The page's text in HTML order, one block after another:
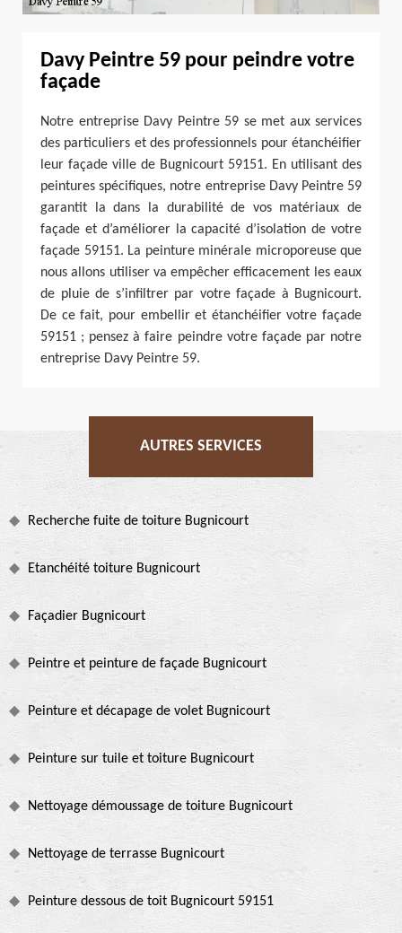
Davy Peintre 59 pour peindre votre
façade
Notre entreprise Davy Peintre 59 se met aux services
des particuliers et des professionnels pour étanchéifier
leur façade ville de Bugnicourt 59151. En utilisant des
peintures spécifiques, notre entreprise Davy Peintre 59
garantit la dans la durabilité de vos matériaux de
façade et d’améliorer la capacité d’isolation de votre
façade 59151. La peinture minérale microporeuse que
nous allons utiliser va empêcher efficacement les eaux
de pluie de s’infiltrer par votre façade à Bugnicourt.
De ce fait, pour embellir et étanchéifier votre façade
59151 ; pensez à faire peindre votre façade par notre
entreprise Davy Peintre 59.
AUTRES SERVICES
Recherche fuite de toiture Bugnicourt
Etanchéité toiture Bugnicourt
Façadier Bugnicourt
Peintre et peinture de façade Bugnicourt
Peinture et décapage de volet Bugnicourt
Peinture sur tuile et toiture Bugnicourt
Nettoyage démoussage de toiture Bugnicourt
Nettoyage de terrasse Bugnicourt
Peinture dessous de toit Bugnicourt 59151